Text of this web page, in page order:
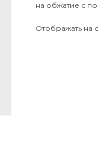
на обжатие с
Отображать на